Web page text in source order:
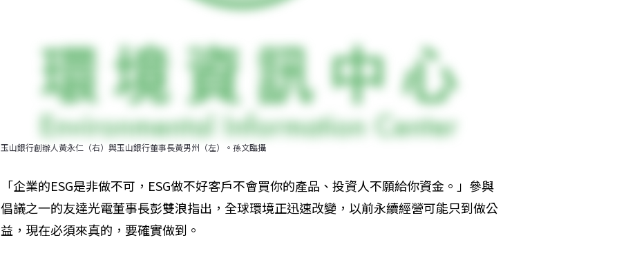
玉山銀行創辦人黃永仁（右）與玉山銀行董事長黃男州（左）。孫文臨攝
「企業的ESG是非做不可，ESG做不好客戶不會買你的產品、投資人不願給你資金。」參與
倡議之一的友達光電董事長彭雙浪指出，全球環境正迅速改變，以前永續經營可能只到做公
益，現在必須來真的，要確實做到。